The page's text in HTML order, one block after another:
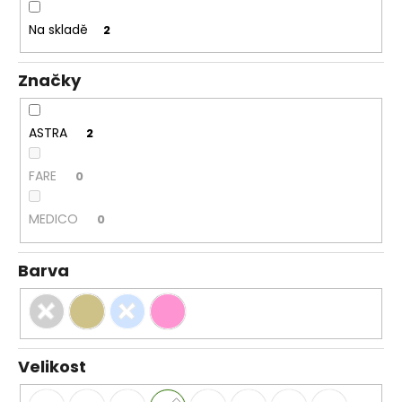
k
ů
Na skladě 2
Značky
ASTRA 2
FARE 0
MEDICO 0
Barva
Velikost
a
j
í
t
?
D
o
r
u